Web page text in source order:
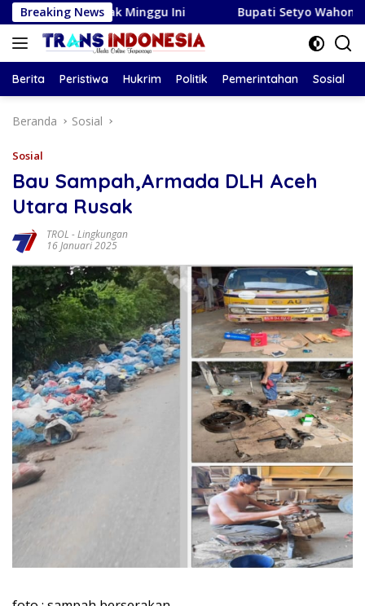
Langsung
ke
konten
Breaking News
Zodiak Minggu Ini Bupati Setyo Wahono dan DPRD
Berita Peristiwa Hukrim Politik Pemerintahan Sosial
Beranda Sosial
Sosial
Bau Sampah,Armada DLH Aceh
Utara Rusak
TROL -Lingkungan
16 Januari 2025